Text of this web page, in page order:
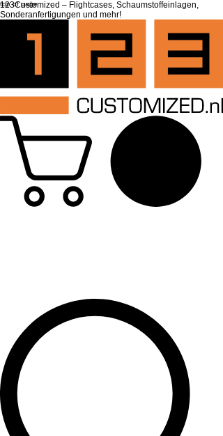
top of page
123Customized – Flightcases, Schaumstoffeinlagen,
Sonderanfertigungen und mehr!